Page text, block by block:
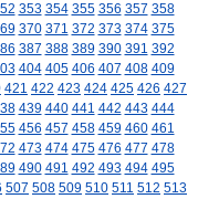
353 354 355 356 357 358
370 371 372 373 374 375
387 388 389 390 391 392
404 405 406 407 408 409
421 422 423 424 425 426 427
439 440 441 442 443 444
456 457 458 459 460 461
473 474 475 476 477 478
490 491 492 493 494 495
507 508 509 510 511 512 513